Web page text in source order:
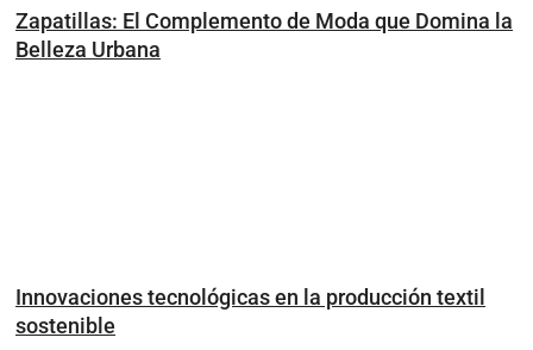
Zapatillas: El Complemento de Moda que Domina la
Belleza Urbana
Innovaciones tecnológicas en la producción textil
sostenible